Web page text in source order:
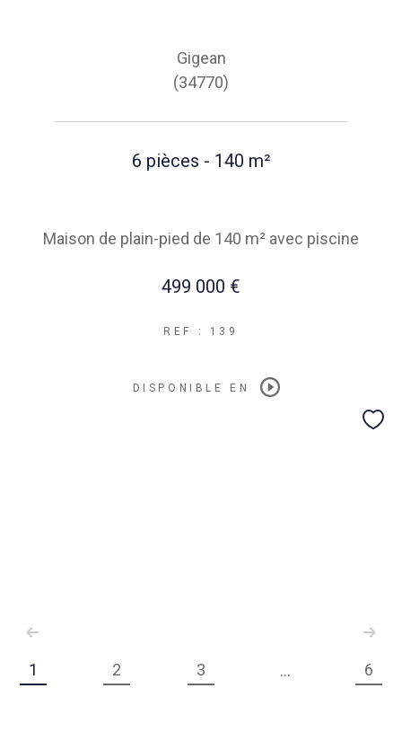
Gigean
(34770)
6 pièces - 140 m²
Maison de plain-pied de 140 m² avec piscine
499 000 €
REF : 139
DISPONIBLE EN
1 2 3 ... 6